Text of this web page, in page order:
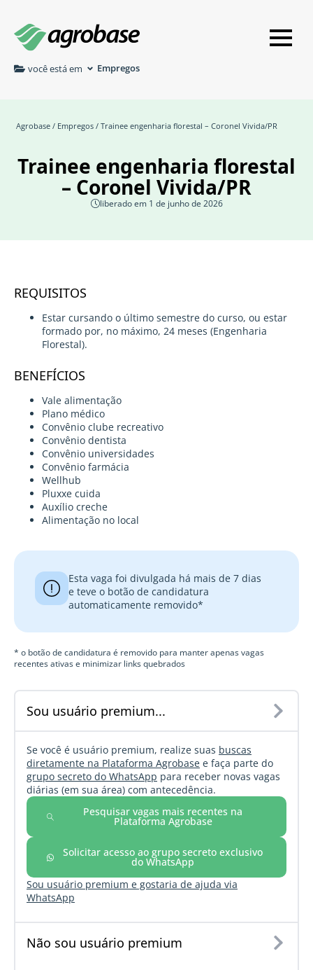
você está em Empregos
Agrobase / Empregos / Trainee engenharia florestal – Coronel Vivida/PR
Trainee engenharia florestal
– Coronel Vivida/PR
liberado em 1 de junho de 2026
REQUISITOS
Estar cursando o último semestre do curso, ou estar
formado por, no máximo, 24 meses (Engenharia
Florestal).
BENEFÍCIOS
Vale alimentação
Plano médico
Convênio clube recreativo
Convênio dentista
Convênio universidades
Convênio farmácia
Wellhub
Pluxxe cuida
Auxílio creche
Alimentação no local
Esta vaga foi divulgada há mais de 7 dias
e teve o botão de candidatura
automaticamente removido*
* o botão de candidatura é removido para manter apenas vagas
recentes ativas e minimizar links quebrados
Sou usuário premium...
Se você é usuário premium, realize suas buscas
diretamente na Plataforma Agrobase e faça parte do
grupo secreto do WhatsApp para receber novas vagas
diárias (em sua área) com antecedência.
Pesquisar vagas mais recentes na
Plataforma Agrobase
Solicitar acesso ao grupo secreto exclusivo
do WhatsApp
Sou usuário premium e gostaria de ajuda via
WhatsApp
Não sou usuário premium